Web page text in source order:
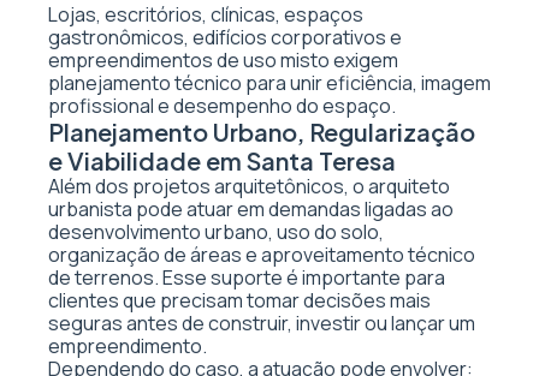
Lojas, escritórios, clínicas, espaços
gastronômicos, edifícios corporativos e
empreendimentos de uso misto exigem
planejamento técnico para unir eficiência, imagem
profissional e desempenho do espaço.
Planejamento Urbano, Regularização
e Viabilidade em Santa Teresa
Além dos projetos arquitetônicos, o arquiteto
urbanista pode atuar em demandas ligadas ao
desenvolvimento urbano, uso do solo,
organização de áreas e aproveitamento técnico
de terrenos. Esse suporte é importante para
clientes que precisam tomar decisões mais
seguras antes de construir, investir ou lançar um
empreendimento.
Dependendo do caso, a atuação pode envolver: